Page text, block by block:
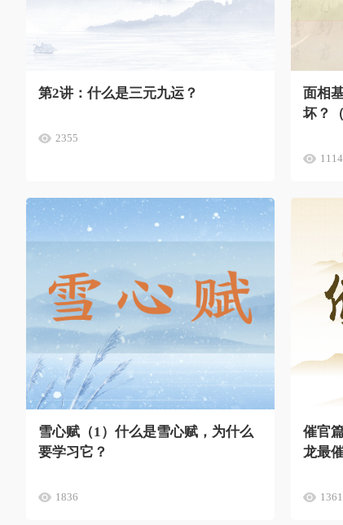
第2讲：什么是三元九运？
2355
面相
坏？（
1114
雪心赋（1）什么是雪心赋，为什么
要学习它？
1836
催官
龙最催
1361